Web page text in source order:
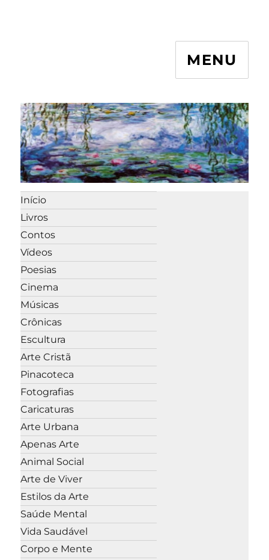
MENU
Início
Livros
Contos
Vídeos
Poesias
Cinema
Músicas
Crônicas
Escultura
Arte Cristã
Pinacoteca
Fotografias
Caricaturas
Arte Urbana
Apenas Arte
Animal Social
Arte de Viver
Estilos da Arte
Saúde Mental
Vida Saudável
Corpo e Mente